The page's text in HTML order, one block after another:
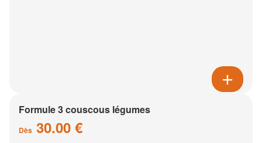
Formule 3 couscous légumes
Dès 30.00 €